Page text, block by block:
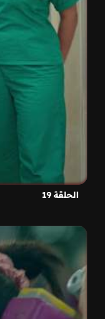
الحلقة 19